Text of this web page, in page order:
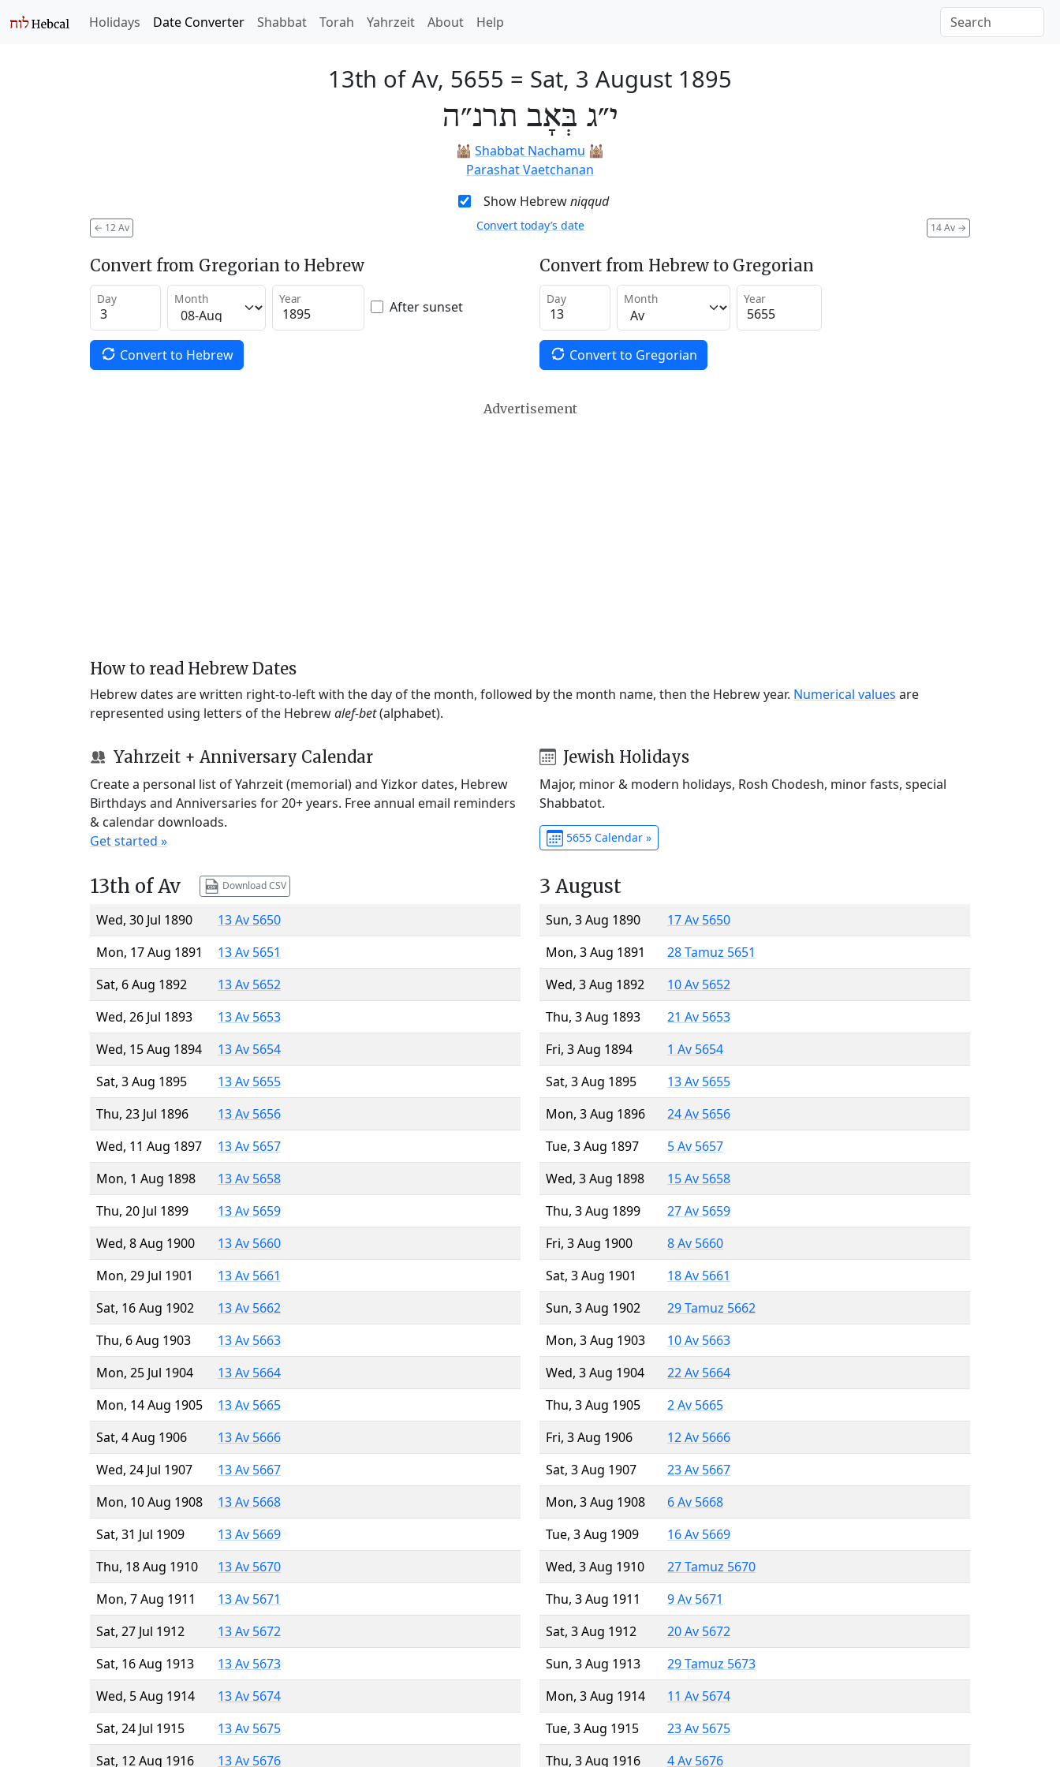
Holidays Date Converter Shabbat Torah Yahrzeit About Help
13th of Av, 5655 = Sat, 3 August 1895
י״ג בְּאָב תרנ״ה
🕍 Shabbat Nachamu 🕍
Parashat Vaetchanan
Show Hebrewniqqud
← 12 Av 14 Av →
Convert today’s date
Convert from Gregorian to Hebrew
Day Month Year After sunset
Convert to Hebrew
Convert from Hebrew to Gregorian
Day Month Year
Convert to Gregorian
Advertisement
How to read Hebrew Dates
Hebrew dates are written right-to-left with the day of the month, followed by the month name, then the Hebrew year. Numerical values are
represented using letters of the Hebrewalef-bet(alphabet).
Yahrzeit + Anniversary Calendar
Create a personal list of Yahrzeit (memorial) and Yizkor dates, Hebrew
Birthdays and Anniversaries for 20+ years. Free annual email reminders
& calendar downloads.
Get started »
Jewish Holidays
Major, minor & modern holidays, Rosh Chodesh, minor fasts, special
Shabbatot.
5655 Calendar »
13th of Av Download CSV
Wed, 30 Jul 1890
13 Av 5650
Mon, 17 Aug 1891
13 Av 5651
Sat, 6 Aug 1892
13 Av 5652
Wed, 26 Jul 1893
13 Av 5653
Wed, 15 Aug 1894
13 Av 5654
Sat, 3 Aug 1895
13 Av 5655
Thu, 23 Jul 1896
13 Av 5656
Wed, 11 Aug 1897
13 Av 5657
Mon, 1 Aug 1898
13 Av 5658
Thu, 20 Jul 1899
13 Av 5659
Wed, 8 Aug 1900
13 Av 5660
Mon, 29 Jul 1901
13 Av 5661
Sat, 16 Aug 1902
13 Av 5662
Thu, 6 Aug 1903
13 Av 5663
Mon, 25 Jul 1904
13 Av 5664
Mon, 14 Aug 1905
13 Av 5665
Sat, 4 Aug 1906
13 Av 5666
Wed, 24 Jul 1907
13 Av 5667
Mon, 10 Aug 1908
13 Av 5668
Sat, 31 Jul 1909
13 Av 5669
Thu, 18 Aug 1910
13 Av 5670
Mon, 7 Aug 1911
13 Av 5671
Sat, 27 Jul 1912
13 Av 5672
Sat, 16 Aug 1913
13 Av 5673
Wed, 5 Aug 1914
13 Av 5674
Sat, 24 Jul 1915
13 Av 5675
Sat, 12 Aug 1916
13 Av 5676
3 August
Sun, 3 Aug 1890
17 Av 5650
Mon, 3 Aug 1891
28 Tamuz 5651
Wed, 3 Aug 1892
10 Av 5652
Thu, 3 Aug 1893
21 Av 5653
Fri, 3 Aug 1894
1 Av 5654
Sat, 3 Aug 1895
13 Av 5655
Mon, 3 Aug 1896
24 Av 5656
Tue, 3 Aug 1897
5 Av 5657
Wed, 3 Aug 1898
15 Av 5658
Thu, 3 Aug 1899
27 Av 5659
Fri, 3 Aug 1900
8 Av 5660
Sat, 3 Aug 1901
18 Av 5661
Sun, 3 Aug 1902
29 Tamuz 5662
Mon, 3 Aug 1903
10 Av 5663
Wed, 3 Aug 1904
22 Av 5664
Thu, 3 Aug 1905
2 Av 5665
Fri, 3 Aug 1906
12 Av 5666
Sat, 3 Aug 1907
23 Av 5667
Mon, 3 Aug 1908
6 Av 5668
Tue, 3 Aug 1909
16 Av 5669
Wed, 3 Aug 1910
27 Tamuz 5670
Thu, 3 Aug 1911
9 Av 5671
Sat, 3 Aug 1912
20 Av 5672
Sun, 3 Aug 1913
29 Tamuz 5673
Mon, 3 Aug 1914
11 Av 5674
Tue, 3 Aug 1915
23 Av 5675
Thu, 3 Aug 1916
4 Av 5676